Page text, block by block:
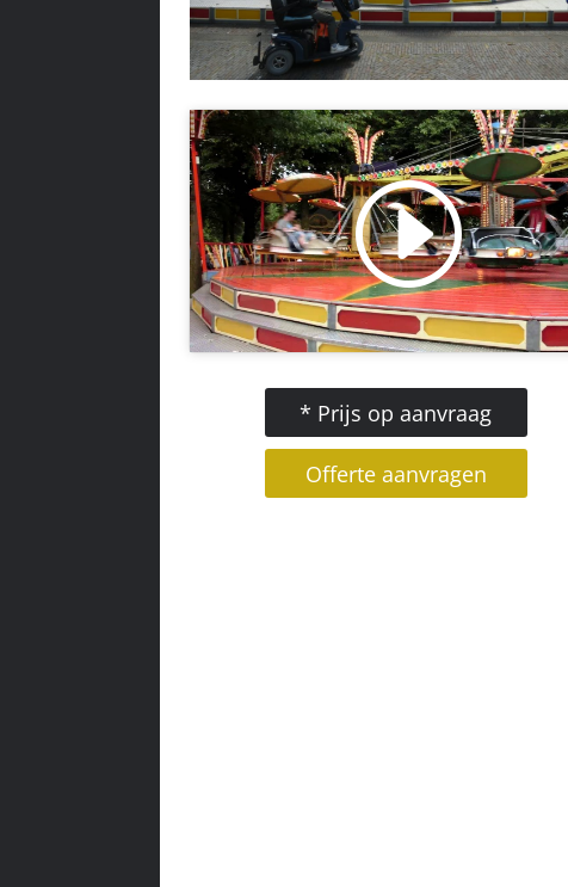
Klik om marketing cookies te accepteren
en deze inhoud in te schakelen
* Prijs op aanvraag
Offerte aanvragen